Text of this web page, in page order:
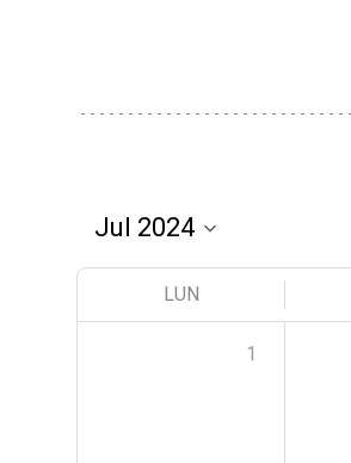
LUN
1